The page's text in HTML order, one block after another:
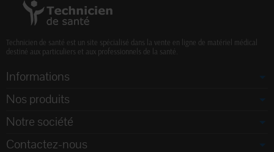
Technicien de santé est un site spécialisé dans la vente en ligne de matériel médical
destiné aux particuliers et aux professionnels de la santé.
Informations
Nos produits
Notre société
Contactez-nous